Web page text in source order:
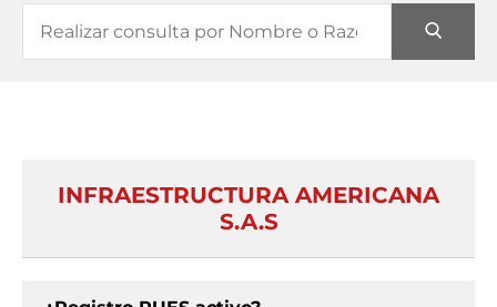
INFRAESTRUCTURA AMERICANA
S.A.S